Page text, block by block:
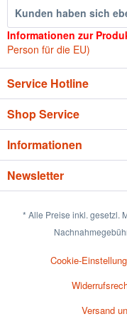
Kunden haben sich
Informationen zur
Person für die EU)
Service Hotline
Shop Service
Informationen
Newsletter
* Alle Preise inkl. gesetzl.
Cookie-
Versand